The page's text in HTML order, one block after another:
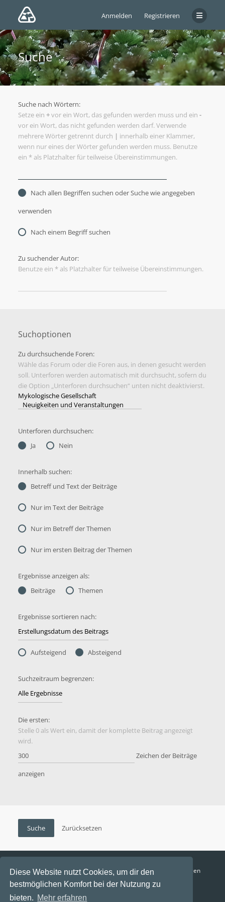
Diese Website nutzt Cookies, um dir den
bestmöglichen Komfort bei der Nutzung zu
bieten. Mehr erfahren
Anmelden Registrieren
Suche
Suche nach Wörtern:
Setze ein +vor ein Wort, das gefunden werden muss und ein -
vor ein Wort, das nicht gefunden werden darf. Verwende
mehrere Wörter getrennt durch | innerhalb einer Klammer,
wenn nur eines der Wörter gefunden werden muss. Benutze
ein * als Platzhalter für teilweise Übereinstimmungen.
Nach allen Begriffen suchen oder Suche wie angegeben
verwenden
Nach einem Begriff suchen
Zu suchender Autor:
Benutze ein * als Platzhalter für teilweise Übereinstimmungen.
Suchoptionen
Zu durchsuchende Foren:
Wähle das Forum oder die Foren aus, in denen gesucht werden
soll. Unterforen werden automatisch mit durchsucht, sofern du
die Option „Unterforen durchsuchen“ unten nicht deaktivierst.
Unterforen durchsuchen:
Ja
Nein
Innerhalb suchen:
Betreff und Text der Beiträge
Nur im Text der Beiträge
Nur im Betreff der Themen
Nur im ersten Beitrag der Themen
Ergebnisse anzeigen als:
Beiträge
Themen
Ergebnisse sortieren nach:
Aufsteigend Absteigend
Suchzeitraum begrenzen:
Die ersten:
Stelle 0 als Wert ein, damit der komplette Beitrag angezeigt
wird.
Zeichen der Beiträge
anzeigen
Funga Austria FAQ Datenschutz
Nutzungsbedingungen
Alle Zeiten sind UTC+02:00
Aktuelle Zeit: 8. August 2026, 21:06